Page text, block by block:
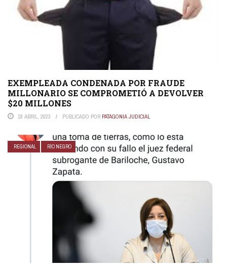
EXEMPLEADA CONDENADA POR FRAUDE
MILLONARIO SE COMPROMETIÓ A DEVOLVER
$20 MILLONES
18 ABRIL, 2023 PUBLICADO POR PATAGONIA JUDICIAL
REGIONAL RÍO NEGRO